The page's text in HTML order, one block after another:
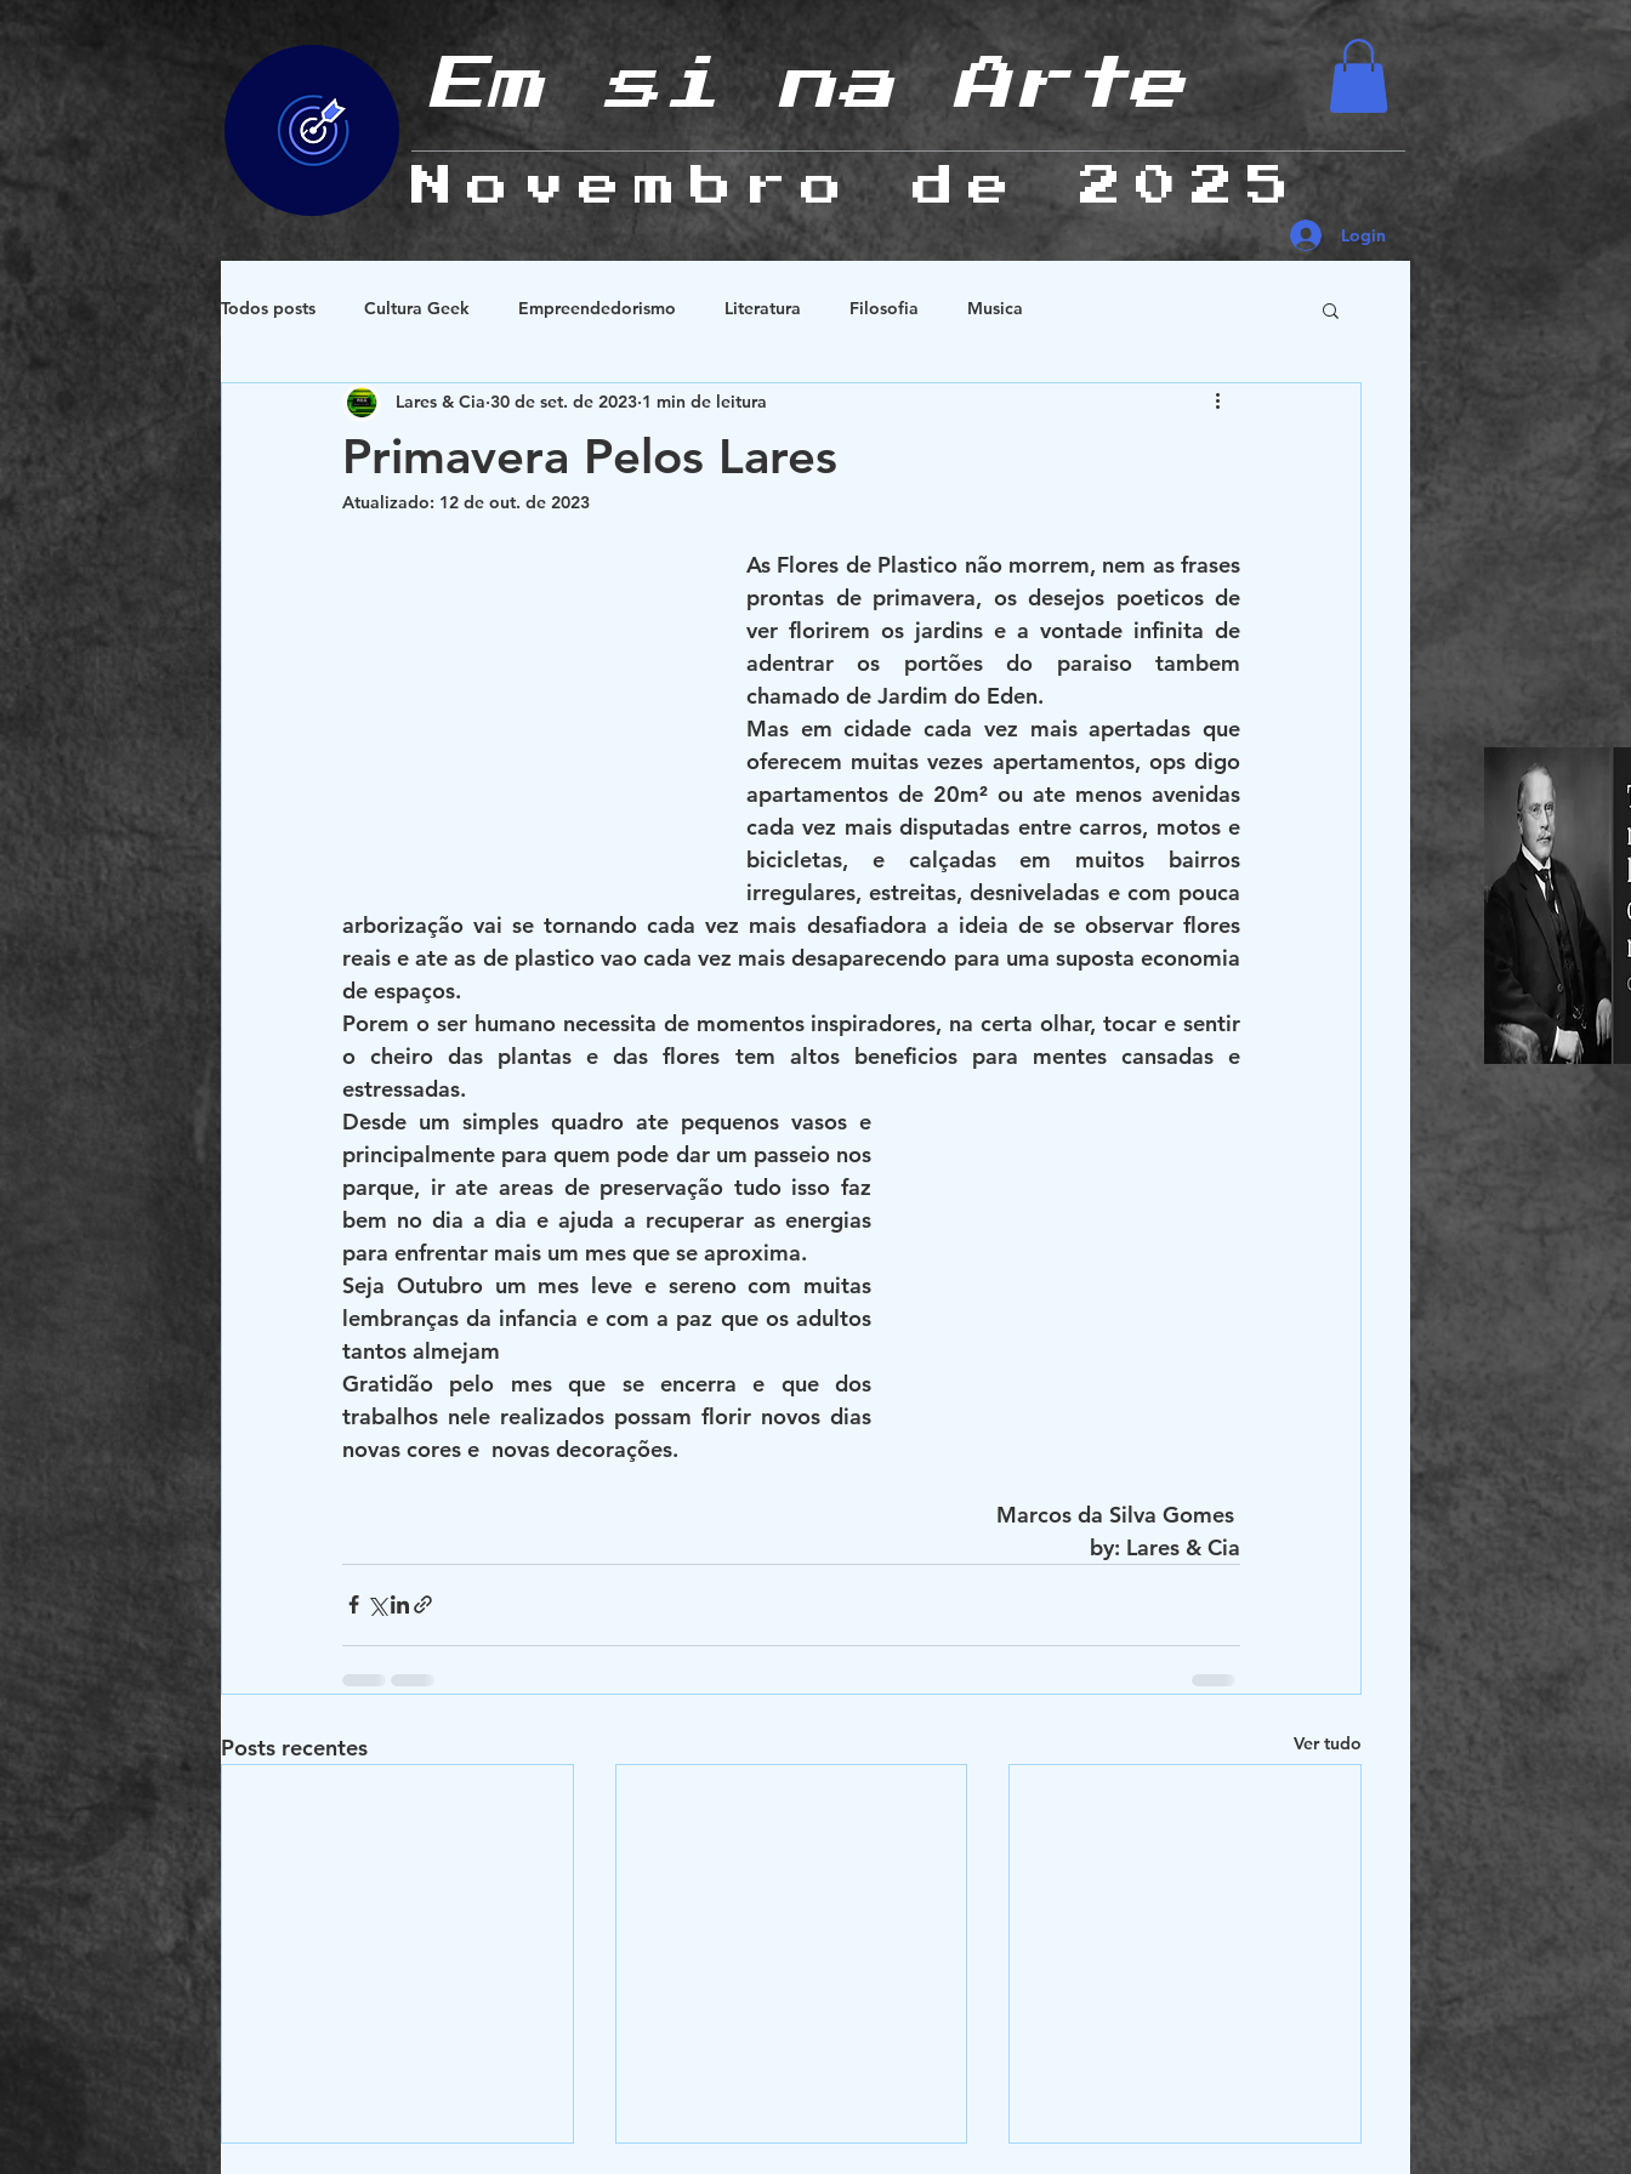
Em si na Arte
Novembro de 2025
Login
Todos posts Cultura Geek Empreendedorismo Literatura Filosofia Musica
Espiritualidade e Esoterismo Natureza História
Design e Simbologias
Primavera Pelos Lares
Lares & Cia 30 de set. de 2023 1 min de leitura
Atualizado: 12 de out. de 2023
As Flores de Plastico não morrem, nem as frases
prontas de primavera, os desejos poeticos de
ver florirem os jardins e a vontade infinita de
adentrar os portões do paraiso tambem
chamado de Jardim do Eden.
Mas em cidade cada vez mais apertadas que
oferecem muitas vezes apertamentos, ops digo
apartamentos de 20m² ou ate menos avenidas
cada vez mais disputadas entre carros, motos e
bicicletas, e calçadas em muitos bairros
irregulares, estreitas, desniveladas e com pouca
arborização vai se tornando cada vez mais desafiadora a ideia de se observar flores
reais e ate as de plastico vao cada vez mais desaparecendo para uma suposta economia
de espaços.
Porem o ser humano necessita de momentos inspiradores, na certa olhar, tocar e sentir
o cheiro das plantas e das flores tem altos beneficios para mentes cansadas e
estressadas.
Desde um simples quadro ate pequenos vasos e
principalmente para quem pode dar um passeio nos
parque, ir ate areas de preservação tudo isso faz
bem no dia a dia e ajuda a recuperar as energias
para enfrentar mais um mes que se aproxima.
Seja Outubro um mes leve e sereno com muitas
lembranças da infancia e com a paz que os adultos
tantos almejam
Gratidão pelo mes que se encerra e que dos
trabalhos nele realizados possam florir novos dias
novas cores e  novas decorações.
Marcos da Silva Gomes
by: Lares & Cia
Posts recentes Ver tudo